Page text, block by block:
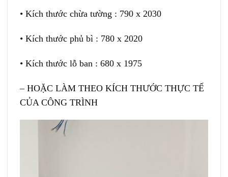
• Kích thước chừa tường : 790 x 2030
• Kích thước phủ bì : 780 x 2020
• Kích thước lỗ ban : 680 x 1975
– HOẶC LÀM THEO KÍCH THƯỚC THỰC TẾ
CỦA CÔNG TRÌNH